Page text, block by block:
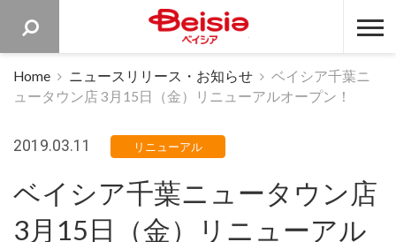
ベイシア
Home ニュースリリース・お知らせ
ベイシア千葉ニ
ュータウン店 3月15日（金）リニューアルオープン！
2019.03.11 リニューアル
ベイシア千葉ニュータウン店
3月15日（金）リニューアル